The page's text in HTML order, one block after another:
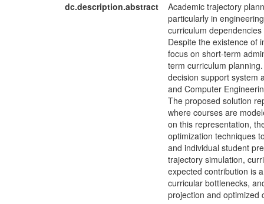
dc.description.abstract
Academic trajectory
particularly in
curriculum
Despite the existence of
focus on short-term
term curriculum
decision support system
and Computer
The proposed solution
where courses are
on this representation,
optimization techniques
and individual student
trajectory simulation,
expected contribution is
curricular bottlenecks,
projection and optimized